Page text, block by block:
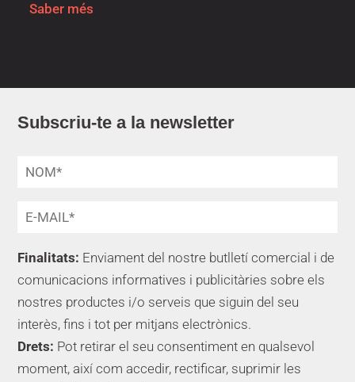
Saber més
Subscriu-te a la newsletter
Finalitats: Enviament del nostre butlletí comercial i de
comunicacions informatives i publicitàries sobre els
nostres productes i/o serveis que siguin del seu
interès, fins i tot per mitjans electrònics.
Drets: Pot retirar el seu consentiment en qualsevol
moment, així com accedir, rectificar, suprimir les